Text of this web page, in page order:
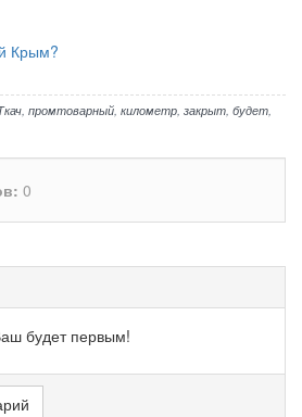
Крым?
, промтоварный, километр, закрыт, будет,
0
будет первым!